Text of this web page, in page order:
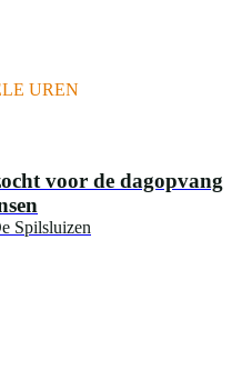
UREN
voor de dagopvang
Spilsluizen